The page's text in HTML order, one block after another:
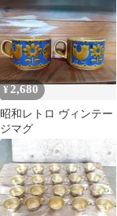
¥ 2,680
昭和レトロ ヴィンテー
ジマグ